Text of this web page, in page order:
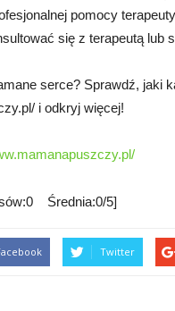
pomocy
się z terapeutą lub
serce? Sprawdź,
i odkryj więcej!
Średnia:0/5]
Twitter